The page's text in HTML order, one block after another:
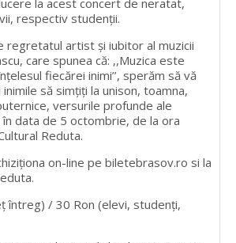
respectiv studenții.
regretatul artist și iubitor al muzicii
care spunea că: ,,Muzica este
fiecărei inimi’’, sperăm să vă
să simțiți la unison, toamna,
versurile profunde ale
data de 5 octombrie, de la ora
Reduta.
on-line pe biletebrasov.ro si la
întreg) / 30 Ron (elevi, studenți,